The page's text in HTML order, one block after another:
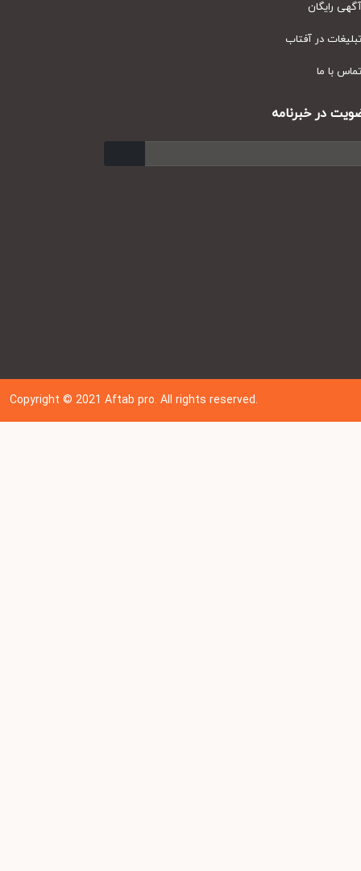
رایگان
در آفتاب
با ما
در خبرنامه
Copyright © 202 1Aftab pro. All rights reserved.